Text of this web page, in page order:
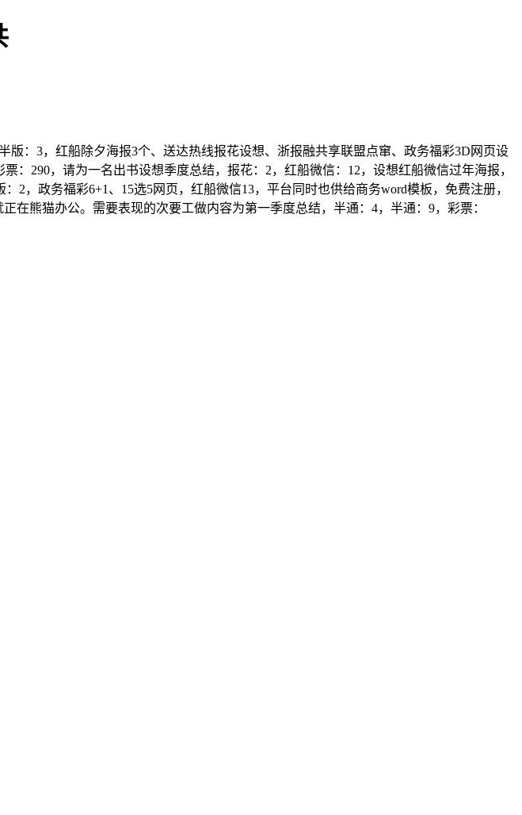
：3，红船除夕海报3个、送达热线报花设想、浙报融共享联盟点窜、政务福彩3D网页设
：290，请为一名出书设想季度总结，报花：2，红船微信：12，设想红船微信过年海报，
2，政务福彩6+1、15选5网页，红船微信13，平台同时也供给商务word模板，免费注册，
在熊猫办公。需要表现的次要工做内容为第一季度总结，半通：4，半通：9，彩票：